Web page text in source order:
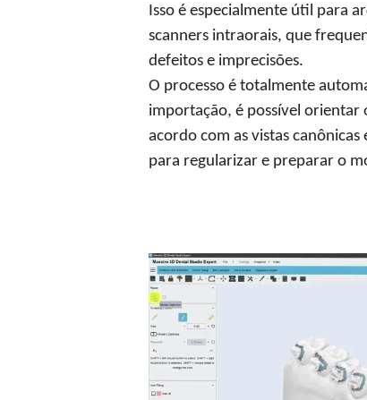
Isso é especialmente útil para
scanners intraorais, que
defeitos e imprecisões.
O processo é totalmente
importação, é possível orientar
acordo com as vistas
para regularizar e preparar o